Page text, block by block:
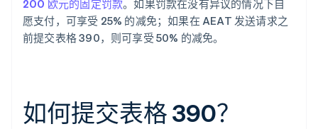
200 欧元的固定罚款。如果罚款在没有异议的情况下自
愿支付，可享受 25% 的减免；如果在 AEAT 发送请求之
前提交表格 390，则可享受 50% 的减免。
如何提交表格 390？